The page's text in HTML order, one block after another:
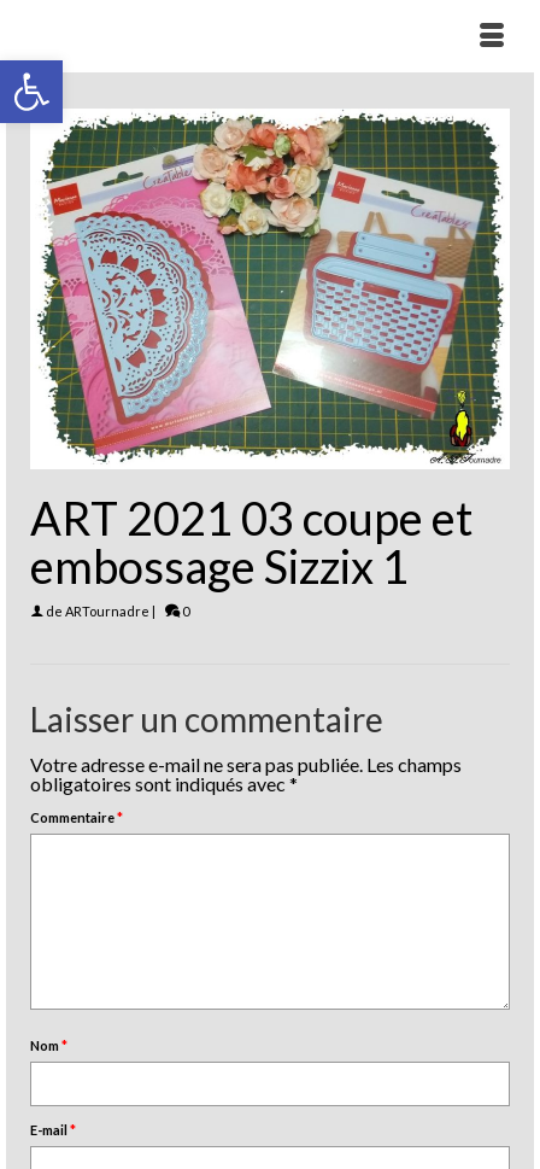
Ouvrir la barre d’outils
ART 2021 03 coupe et
embossage Sizzix 1
de ARTournadre | 0
Laisser un commentaire
Votre adresse e-mail ne sera pas publiée. Les champs
obligatoires sont indiqués avec *
Commentaire*
Nom*
E-mail*